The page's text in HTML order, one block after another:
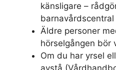
känsligare –
barnavårdscentral
Äldre personer
hörselgången bör
Om du har yrsel
avstå